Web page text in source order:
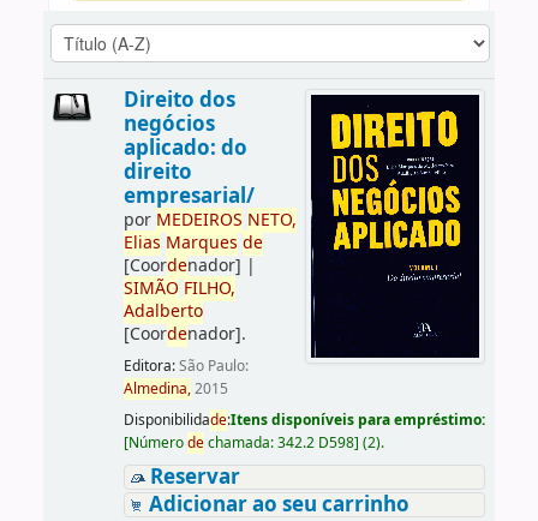
Direito dos
negócios
aplicado: do
direito
empresarial/
por MEDEIROS NETO,
Elias Marques de
[Coordenador] |
SIMÃO FILHO,
Adalberto
[Coordenador].
Editora:São Paulo:
Almedina,2015
Disponibilidade:Itens disponíveis para empréstimo:
[Númerodechamada:342.2 D598] (2).
Reservar
Adicionar ao seu carrinho